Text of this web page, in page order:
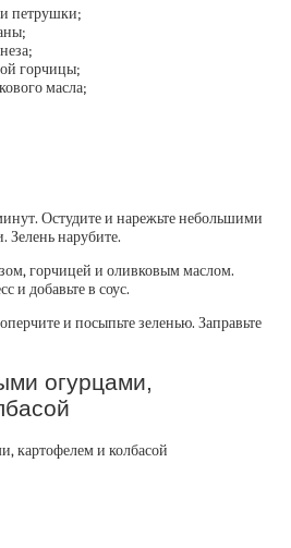
петрушки;
горчицы;
масла;
Остудите и нарежьте небольшими
Зелень нарубите.
горчицей и оливковым маслом.
и добавьте в соус.
и посыпьте зеленью. Заправьте
огурцами,